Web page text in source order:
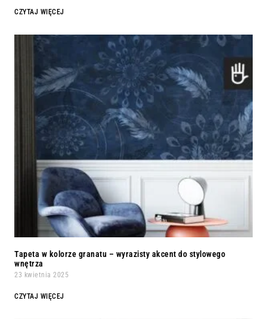
CZYTAJ WIĘCEJ
Tapeta w kolorze granatu – wyrazisty akcent do stylowego
wnętrza
23 kwietnia 2025
CZYTAJ WIĘCEJ